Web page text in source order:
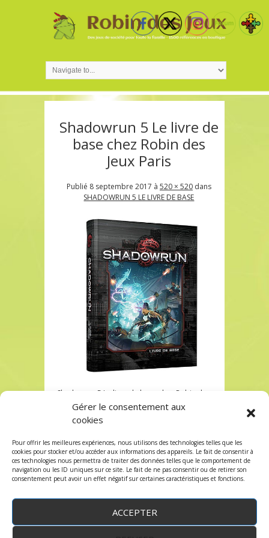
Gérer le consentement aux
cookies
Pour offrir les meilleures expériences, nous utilisons des technologies telles que les
cookies pour stocker et/ou accéder aux informations des appareils. Le fait de consentir à
ces technologies nous permettra de traiter des données telles que le comportement de
navigation ou les ID uniques sur ce site. Le fait de ne pas consentir ou de retirer son
consentement peut avoir un effet négatif sur certaines caractéristiques et fonctions.
ACCEPTER
Shadowrun 5 Le livre de
base chez Robin des
Jeux Paris
Publié 8 septembre 2017 à 520 × 520dans
SHADOWRUN 5 LE LIVRE DE BASE
Shadowrun 5 Le livre de base chez Robin des
Jeux Paris
Shadowrun 5 Le livre de base chez Robin des
Les commentaires sont fermés, mais vous
pouvez faire un trackback:Trackback URL.